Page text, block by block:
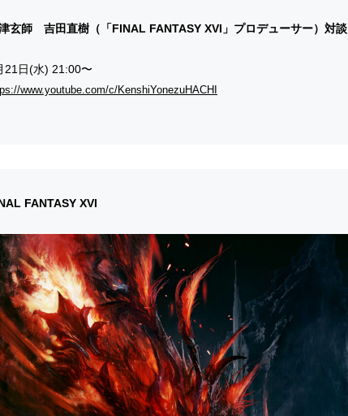
玄師 吉田直樹（「FINAL FANTASY XVI」プロデューサー）対談
21日(水) 21:00〜
www.youtube.com/c/KenshiYonezuHACHI
FANTASY XVI